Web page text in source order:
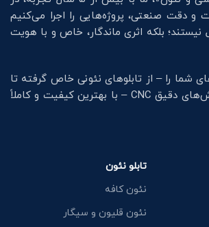
و دقت صنعتی، پروژه‌هایی را اجرا می‌کنیم
بلکه اثری ماندگار، خاص و با هویت
شما را – از تابلوهای نئونی خاص گرفته تا
سقف‌های تایل و برش‌های دقیق CNC – با بهترین کیفیت و کاملاً
تابلو نئون
نئون کافه
نئون قلیون و سیگار